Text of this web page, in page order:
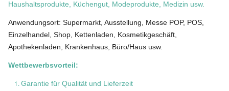
Haushaltsprodukte, Küchengut, Modeprodukte, Medizin usw.
Anwendungsort: Supermarkt, Ausstellung, Messe POP, POS,
Einzelhandel, Shop, Kettenladen, Kosmetikgeschäft,
Apothekenladen, Krankenhaus, Büro/Haus usw.
Wettbewerbsvorteil:
Garantie für Qualität und Lieferzeit